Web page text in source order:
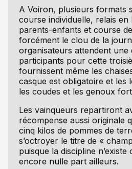
A Voiron, plusieurs formats
course individuelle, relais
parents-enfants et course
forcément le clou de la
organisateurs attendent une
participants pour cette
fournissent même les
casque est obligatoire et les
les coudes et les genoux
Les vainqueurs repartiront
récompense aussi originale
cinq kilos de pommes de
s’octroyer le titre de «
puisque la discipline n’existe
encore nulle part ailleurs.